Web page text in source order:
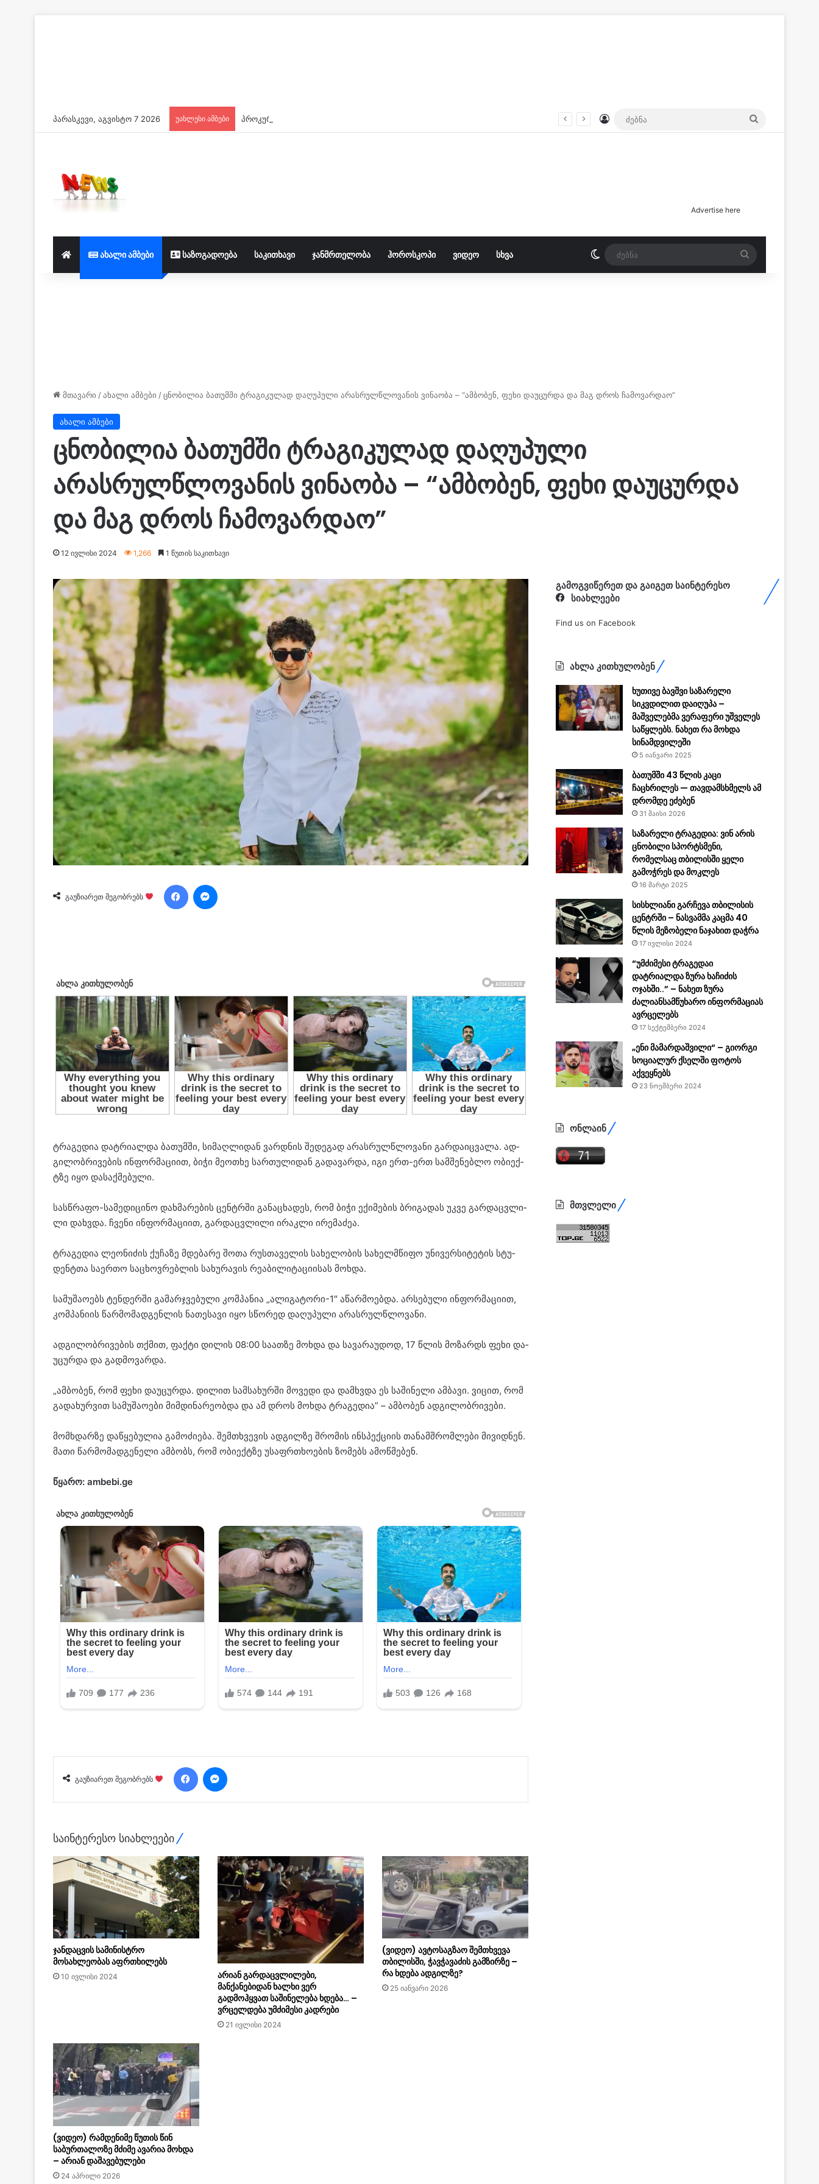
პარასკევი, აგვისტო 7 2026 უახლესი ამბები Log In
Advertise here
ახალი ამბები საზოგადოება საკითხავი ჯანმრთელობა ჰოროსკოპი ვიდეო სხვა Switch skin
მთავარი /ახალი ამბები /ცნობილია ბათუმში ტრაგიკულად დაღუპული არასრულწლოვანის ვინაობა – “ამბობენ, ფეხი დაუცურდა და მაგ დროს ჩამოვარდაო”
ახალი ამბები
ცნობილია ბათუმში ტრაგიკულად დაღუპული
არასრულწლოვანის ვინაობა – “ამბობენ, ფეხი დაუცურდა
და მაგ დროს ჩამოვარდაო”
12 ივლისი 2024 1,266 1 წუთის საკითხავი
გაუზიარეთ მეგობრებს
Facebook
ტრა­გე­დია დატ­რი­ალ­და ბა­თუმ­ში, სი­მაღ­ლი­დან ვარ­დნის შე­დე­გად არას­რულ­წლო­ვა­ნი გარ­და­იც­ვა­ლა. ად­
გი­ლობ­რი­ვე­ბის ინ­ფორ­მა­ცი­ით, ბიჭი მე­ო­თხე სარ­თუ­ლი­დან გა­და­ვარ­და, იგი ერთ-ერთ სამ­შე­ნებ­ლო ობი­ექ­
ტზე იყო და­საქ­მე­ბუ­ლი.
სას­წრა­ფო-სა­მე­დი­ცი­ნო დახ­მა­რე­ბის ცენ­ტრში გა­ნაცხა­დეს, რომ ბიჭი ექი­მე­ბის ბრი­გა­დას უკვე გარ­დაც­ვლი­
ლი დახ­ვდა. ჩვე­ნი ინ­ფორ­მა­ცი­ით, გარ­დაც­ვლი­ლი ირაკ­ლი ირე­მა­ძეა.
ტრა­გე­დია ლე­ო­ნი­ძის ქუ­ჩა­ზე მდე­ბა­რე შოთა რუს­თა­ვე­ლის სა­ხე­ლო­ბის სა­ხელ­მწი­ფო უნი­ვერ­სი­ტე­ტის სტუ­
დენ­ტთა სა­ერ­თო სა­ცხოვ­რებ­ლის სა­ხუ­რა­ვის რე­ა­ბი­ლი­ტა­ცი­ი­სას მოხ­და.
სა­მუ­შა­ო­ებს ტენ­დერ­ში გა­მარ­ჯვე­ბუ­ლი კომ­პა­ნია „ალი­გა­ტო­რი-1″ აწარ­მო­ებ­და. არ­სე­ბუ­ლი ინ­ფორ­მა­ცი­ით,
კომ­პა­ნი­ის წარ­მო­მად­გენ­ლის ნა­თე­სა­ვი იყო სწო­რედ და­ღუ­პუ­ლი არას­რულ­წლო­ვა­ნი.
ად­გი­ლობ­რი­ვე­ბის თქმით, ფაქ­ტი დი­ლის 08:00 სა­ათ­ზე მოხ­და და სა­ვა­რა­უ­დოდ, 17 წლის მო­ზარდს ფეხი და­
უ­ცურ­და და გად­მო­ვარ­და.
„ამ­ბო­ბენ, რომ ფეხი და­უ­ცურ­და. დი­ლით სამ­სა­ხურ­ში მო­ვე­დი და დამ­ხვდა ეს სა­ში­ნე­ლი ამ­ბა­ვი. ვი­ცით, რომ
გა­და­ხურ­ვით სა­მუ­შა­ო­ე­ბი მიმ­დი­ნა­რე­ობ­და და ამ დროს მოხ­და ტრა­გე­დია” – ამ­ბო­ბენ ად­გი­ლობ­რი­ვე­ბი.
მომ­ხდარ­ზე და­წყე­ბუ­ლია გა­მო­ძი­ე­ბა. შემ­თხვე­ვის ად­გილ­ზე შრო­მის ინ­სპექ­ცი­ის თა­ნამ­შრომ­ლე­ბი მი­ვიდ­ნენ.
მათი წარ­მო­მად­გე­ნე­ლი ამ­ბობს, რომ ობი­ექ­ტზე უსაფრ­თხო­ე­ბის ზო­მებს ამოწ­მე­ბენ.
წყარო: ambebi.ge
გაუზიარეთ მეგობრებს
Facebook
საინტერესო სიახლეები
ჯანდაცვის სამინისტრო
მოსახლეობას აფრთხილებს
10 ივლისი 2024
არიან გარდაცვლილები,
მანქანებიდან ხალხი ვერ
გადმოჰყვათ საშინელება ხდება… –
ვრცელდება უმძიმესი კადრები
21 ივლისი 2024
(ვიდეო) ავტოსაგზაო შემთხვევა
თბილისში, ჭავჭავაძის გამზირზე –
რა ხდება ადგილზე?
25 იანვარი 2026
(ვიდეო) რამდენიმე წუთის წინ
საბურთალოზე მძიმე ავარია მოხდა
– არიან დაშავებულები
24 აპრილი 2026
გამოგვიწერეთ და გაიგეთ საინტერესო
სიახლეები
Find us on Facebook
ახლა კითხულობენ
ხუთივე ბავშვი საზარელი
სიკვდილით დაიღუპა –
მაშველებმა ვერაფერი უშველეს
საწყლებს. ნახეთ რა მოხდა
სინამდვილეში
5 იანვარი 2025
ბათუმში 43 წლის კაცი
ჩაცხრილეს — თავდამსხმელს ამ
დრომდე ეძებენ
31 მაისი 2026
საზარელი ტრაგედია: ვინ არის
ცნობილი სპორტსმენი,
რომელსაც თბილისში ყელი
გამოჭრეს და მოკლეს
16 მარტი 2025
სისხლიანი გარჩევა თბილისის
ცენტრში – ნასვამმა კაცმა 40
წლის მეზობელი ნაჯახით დაჭრა
17 ივლისი 2024
“უმძიმესი ტრაგედაი
დატრიალდა ზურა ხაჩიძის
ოჯახში..” – ნახეთ ზურა
ძალიანსამწუხარო ინფორმაციას
ავრცელებს
17 სექტემბერი 2024
„ენი მამარდაშვილი“ – გიორგი
სოციალურ ქსელში ფოტოს
აქვეყნებს
23 ნოემბერი 2024
ონლაინ
მთვლელი